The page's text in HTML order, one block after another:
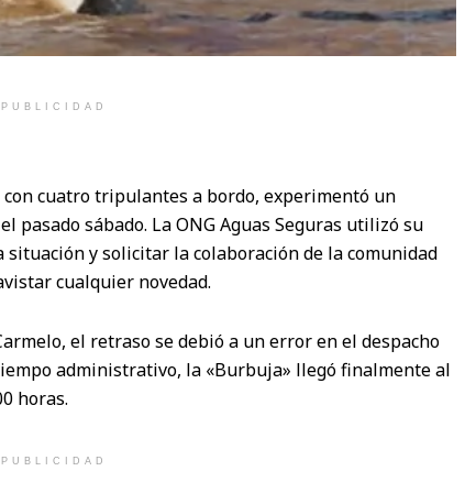
PUBLICIDAD
con cuatro tripulantes a bordo, experimentó un
pasado sábado. La ONG Aguas Seguras utilizó su
y solicitar la colaboración de la comunidad
cualquier novedad.
el retraso se debió a un error en el despacho
administrativo, la «Burbuja» llegó finalmente al
horas.
PUBLICIDAD